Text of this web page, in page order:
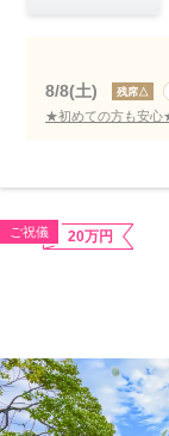
8/8(土) 残席△
ご祝儀 20万円